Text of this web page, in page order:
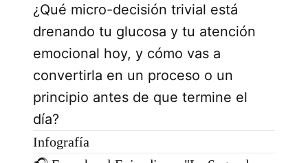
¿Qué micro-decisión trivial está
drenando tu glucosa y tu atención
emocional hoy, y cómo vas a
convertirla en un proceso o un
principio antes de que termine el
día?
Infografía